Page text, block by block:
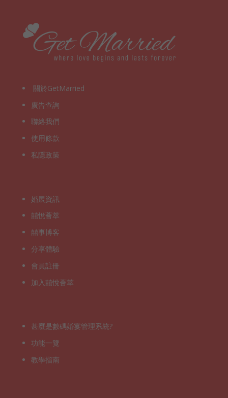
關於GetMarried
廣告查詢
聯絡我們
使用條款
私隱政策
婚展資訊
囍悅薈萃
囍事博客
分享體驗
會員註冊
加入囍悅薈萃
甚麼是數碼婚宴管理系統?
功能一覽
教學指南